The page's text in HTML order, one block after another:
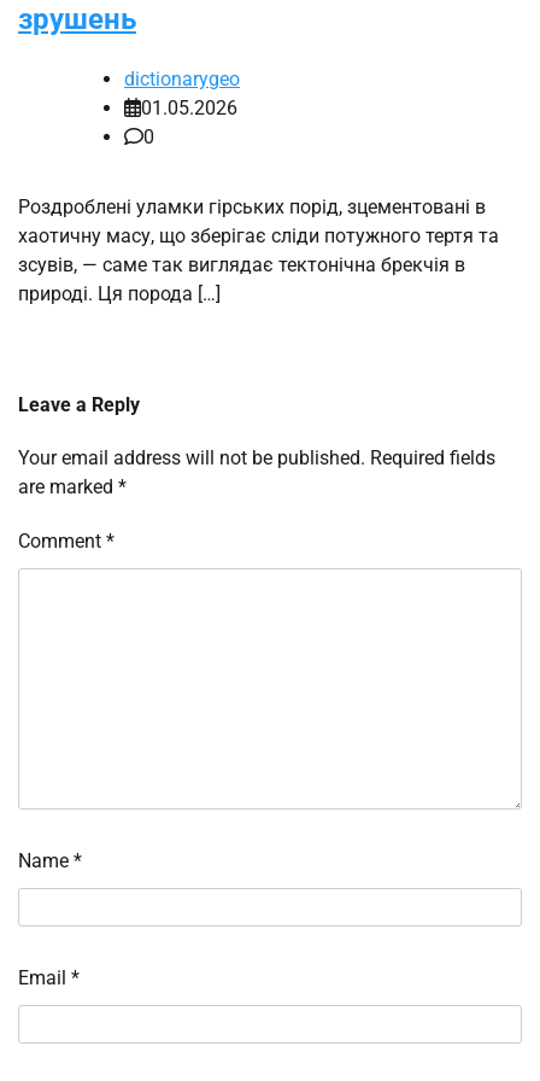
зрушень
dictionarygeo
01.05.2026
0
Роздроблені уламки гірських порід, зцементовані в
хаотичну масу, що зберігає сліди потужного тертя та
зсувів, — саме так виглядає тектонічна брекчія в
природі. Ця порода […]
Leave a Reply
Your email address will not be published. Required fields
are marked *
Comment *
Name *
Email *